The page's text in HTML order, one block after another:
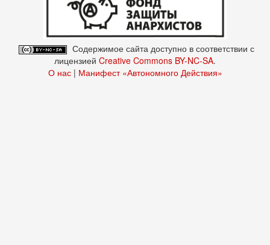
Содержимое сайта доступно в соответствии с
лицензией Creative Commons BY-NC-SA.
О нас| Манифест «Автономного Действия»